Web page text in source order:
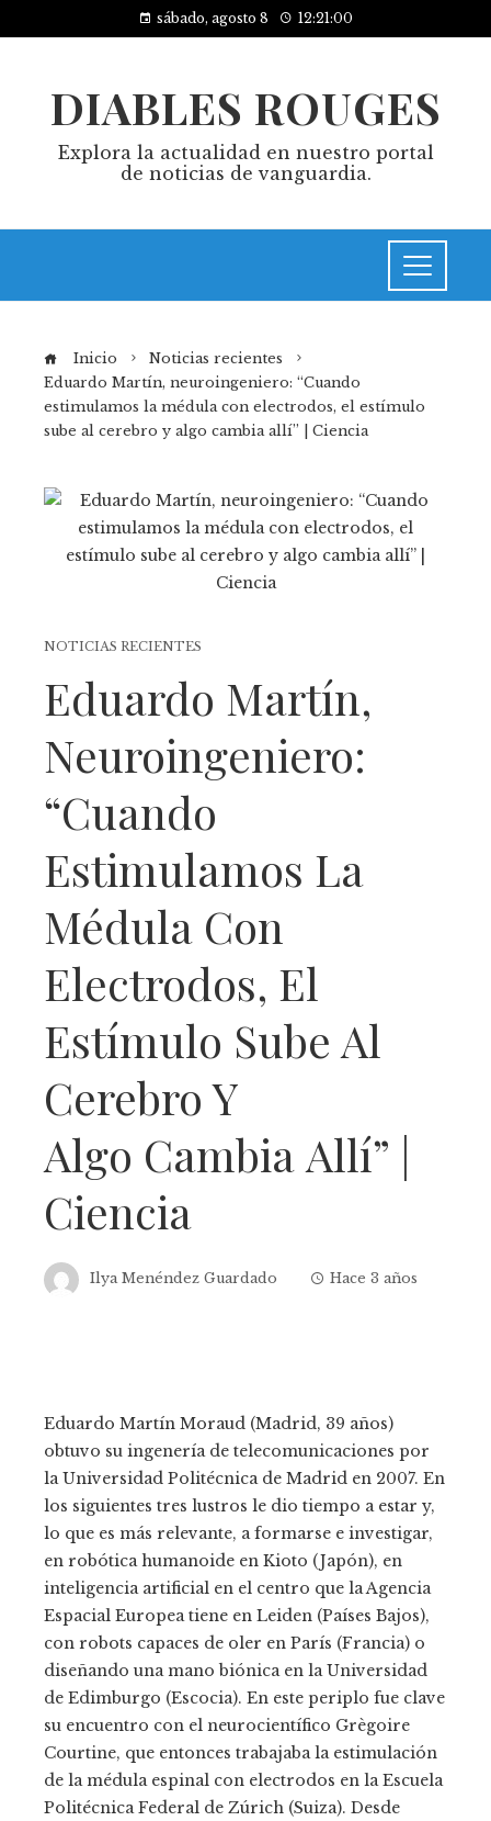
sábado, agosto 8 12:21:01
DIABLES ROUGES
Explora la actualidad en nuestro portal
de noticias de vanguardia.
Inicio
Noticias recientes
Eduardo Martín, neuroingeniero: “Cuando
estimulamos la médula con electrodos, el estímulo
sube al cerebro y algo cambia allí” | Ciencia
NOTICIAS RECIENTES
Eduardo Martín,
Neuroingeniero:
“Cuando
Estimulamos La
Médula Con
Electrodos, El
Estímulo Sube Al
Cerebro Y
Algo Cambia Allí” |
Ciencia
Ilya Menéndez Guardado Hace 3 años
Eduardo Martín Moraud (Madrid, 39 años)
obtuvo su ingenería de telecomunicaciones por
la Universidad Politécnica de Madrid en 2007. En
los siguientes tres lustros le dio tiempo a estar y,
lo que es más relevante, a formarse e investigar,
en robótica humanoide en Kioto (Japón), en
inteligencia artificial en el centro que la Agencia
Espacial Europea tiene en Leiden (Países Bajos),
con robots capaces de oler en París (Francia) o
diseñando una mano biónica en la Universidad
de Edimburgo (Escocia). En este periplo fue clave
su encuentro con el neurocientífico Grègoire
Courtine, que entonces trabajaba la estimulación
de la médula espinal con electrodos en la Escuela
Politécnica Federal de Zúrich (Suiza). Desde